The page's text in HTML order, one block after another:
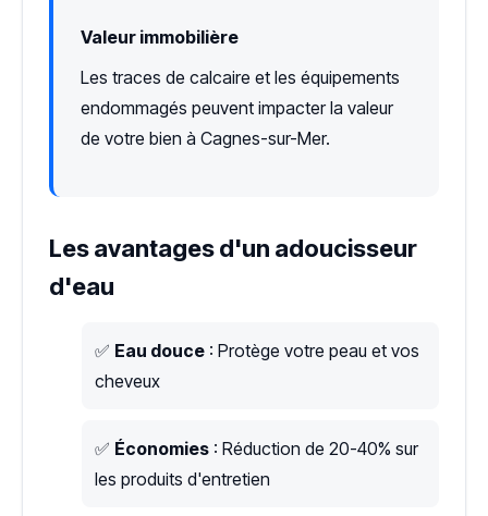
Valeur immobilière
Les traces de calcaire et les équipements
endommagés peuvent impacter la valeur
de votre bien à Cagnes-sur-Mer.
Les avantages d'un adoucisseur
d'eau
✅ Eau douce : Protège votre peau et vos
cheveux
✅ Économies : Réduction de 20-40% sur
les produits d'entretien